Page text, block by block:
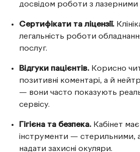
досвідом роботи з лазерними
Сертифікати та ліцензії.
легальність роботи
послуг.
Відгуки пацієнтів.Корисно
позитивні коментарі, а й
— вони часто показують
сервісу.
Гігієна та безпека.Кабінет
інструменти — стерильними, а
надати захисні окуляри.